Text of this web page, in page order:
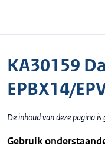
KA30159
EPBX14/
De inhoud van deze pagina
Gebruik